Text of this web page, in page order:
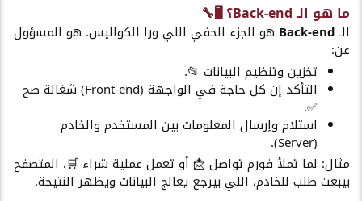
ما هو الـ Back-end؟ 🖥️🔧​
الـ Back-end هو الجزء الخفي اللي ورا الكواليس. هو المسؤول
عن:
تخزين وتنظيم البيانات 📂.
التأكد إن كل حاجة في الواجهة (Front-end) شغالة صح
✅.
استلام وإرسال المعلومات بين المستخدم والخادم
(Server).
مثال: لما تملأ فورم تواصل 📩 أو تعمل عملية شراء 🛒، المتصفح
بيبعت طلب للخادم، اللي بيرجع يعالج البيانات ويظهر النتيجة.